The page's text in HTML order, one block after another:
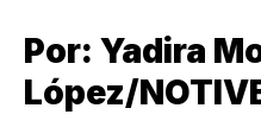
Por: Yadira
López/